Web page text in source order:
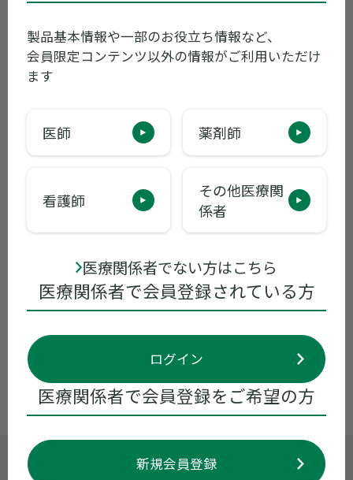
製品基本情報や一部のお役立ち情報など、
会員限定コンテンツ以外の情報がご利用いただけ
ます
医師 薬剤師
看護師
その他医療関
係者
医療関係者でない方はこちら
医療関係者で会員登録されている方
ログイン
医療関係者で会員登録をご希望の方
新規会員登録
ラツーダ錠
レ
ロ
製品に関するお問い合わせ